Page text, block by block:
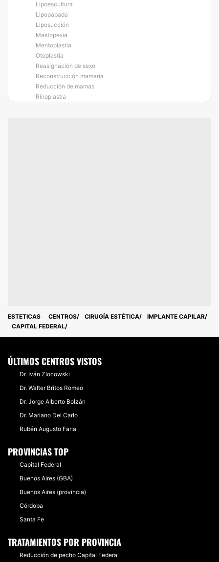
Lipoescultura
Lipopapada
Liposucción
Mastopexia
Mentoplastia
Otoplastia
Reasignación de sexo
Reconstrucción mamaria
Reducción de mamas
Rinoplastia
ESTETICAS CENTROS CIRUGÍA ESTÉTICA
IMPLANTE CAPILAR
CAPITAL FEDERAL
ÚLTIMOS CENTROS VISTOS
Dr. Iván Zlocowski
Dr. Walter Britos Romeo
Dr. Jorge Alberto Bolzán
Dr. Mariano Del Carlo
Rubén Augusto Faria
PROVINCIAS TOP
Capital Federal
Buenos Aires (GBA)
Buenos Aires (provincia)
Córdoba
Santa Fe
TRATAMIENTOS POR PROVINCIA
Reducción de pecho Capital Federal